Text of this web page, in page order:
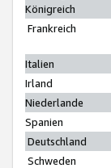
Königreich
Frankreich
Italien
Irland
Niederlande
Spanien
Deutschland
Schweden